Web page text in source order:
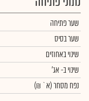
שער פתיחה
שער בסיס
שינוי באחוזים
שינויב- אג'
נפח מסחר(א` ₪)